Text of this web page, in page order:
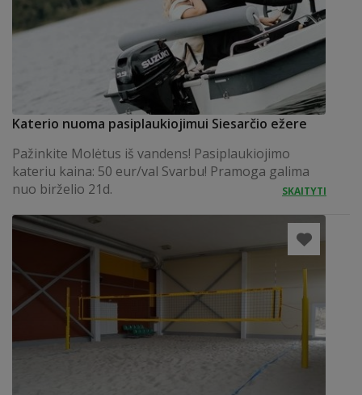
Katerio nuoma pasiplaukiojimui Siesarčio ežere
Pažinkite Molėtus iš vandens! Pasiplaukiojimo
kateriu kaina: 50 eur/val Svarbu! Pramoga galima
nuo birželio 21d.
SKAITYTI